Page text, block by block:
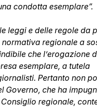
condotta esemplare”.
leggi e delle regole da
regionale a
che l’erogazione
esemplare, a tutela
Pertanto non
Governo, che ha
regionale,